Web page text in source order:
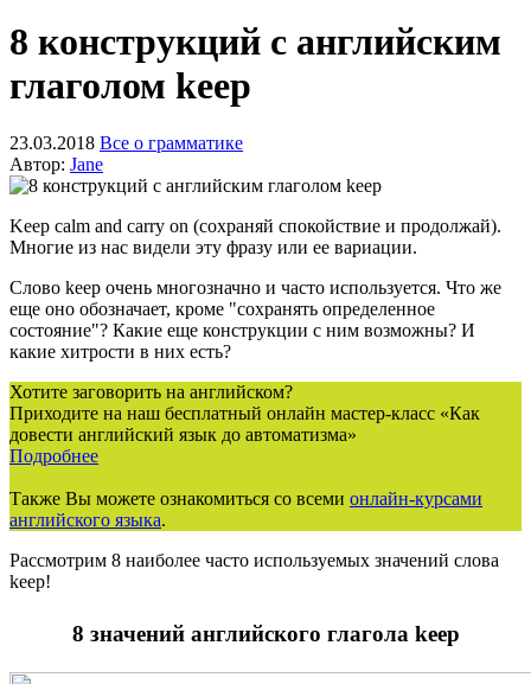
8 конструкций с английским
глаголом keep
23.03.2018 Все о грамматике
Автор: Jane
Keep calm and carry on (сохраняй спокойствие и продолжай).
Многие из нас видели эту фразу или ее вариации.
Слово keep очень многозначно и часто используется. Что же
еще оно обозначает, кроме "сохранять определенное
состояние"? Какие еще конструкции с ним возможны? И
какие хитрости в них есть?
Хотите заговорить на английском?
Приходите на наш бесплатный онлайн мастер-класс «Как
довести английский язык до автоматизма»
Подробнее
Также Вы можете ознакомиться со всеми онлайн-курсами
английского языка.
Рассмотрим 8 наиболее часто используемых значений слова
keep!
8 значений английского глагола keep